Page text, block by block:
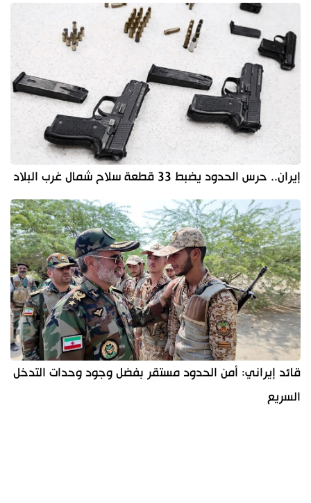
إيران.. حرس الحدود يضبط 33 قطعة سلاح شمال غرب البلاد
قائد إيراني: أمن الحدود مستقر بفضل وجود وحدات التدخل
السريع